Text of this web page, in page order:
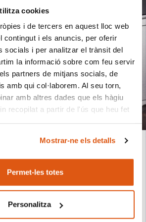
cookies
i de tercers en aquest lloc web
contingut i els anuncis, per oferir
socials i per analitzar el trànsit del
la informació sobre com feu servir
partners de mitjans socials, de
amb qui col·laborem. Al seu torn,
amb altres dades que els hàgiu
recopilat a partir de l'ús que heu fet
tractament de les vostres dades
SYSTEMS, S.L. (CIF: B66353780).
Mostrar-ne els detalls
Permet-les totes
Personalitza